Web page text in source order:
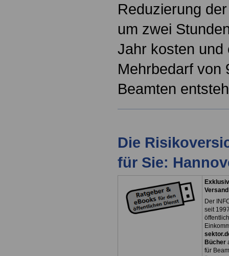
Reduzierung
um zwei
Jahr kosten und
Mehrbedarf von
Beamten
Die
für Sie:
Der
seit
Bücher
für